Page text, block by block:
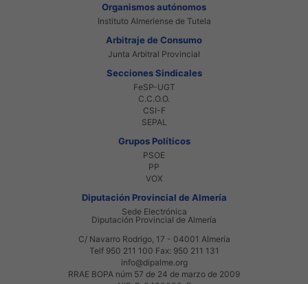
Organismos autónomos
Instituto Almeriense de Tutela
Arbitraje de Consumo
Junta Arbitral Provincial
Secciones Sindicales
FeSP-UGT
C.C.O.O.
CSI-F
SEPAL
Grupos Políticos
PSOE
PP
VOX
Diputación Provincial de Almería
Sede Electrónica
Diputación Provincial de Almería
C/ Navarro Rodrigo, 17 - 04001 Almería
Telf 950 211 100 Fax: 950 211 131
info@dipalme.org
RRAE BOPA núm 57 de 24 de marzo de 2009